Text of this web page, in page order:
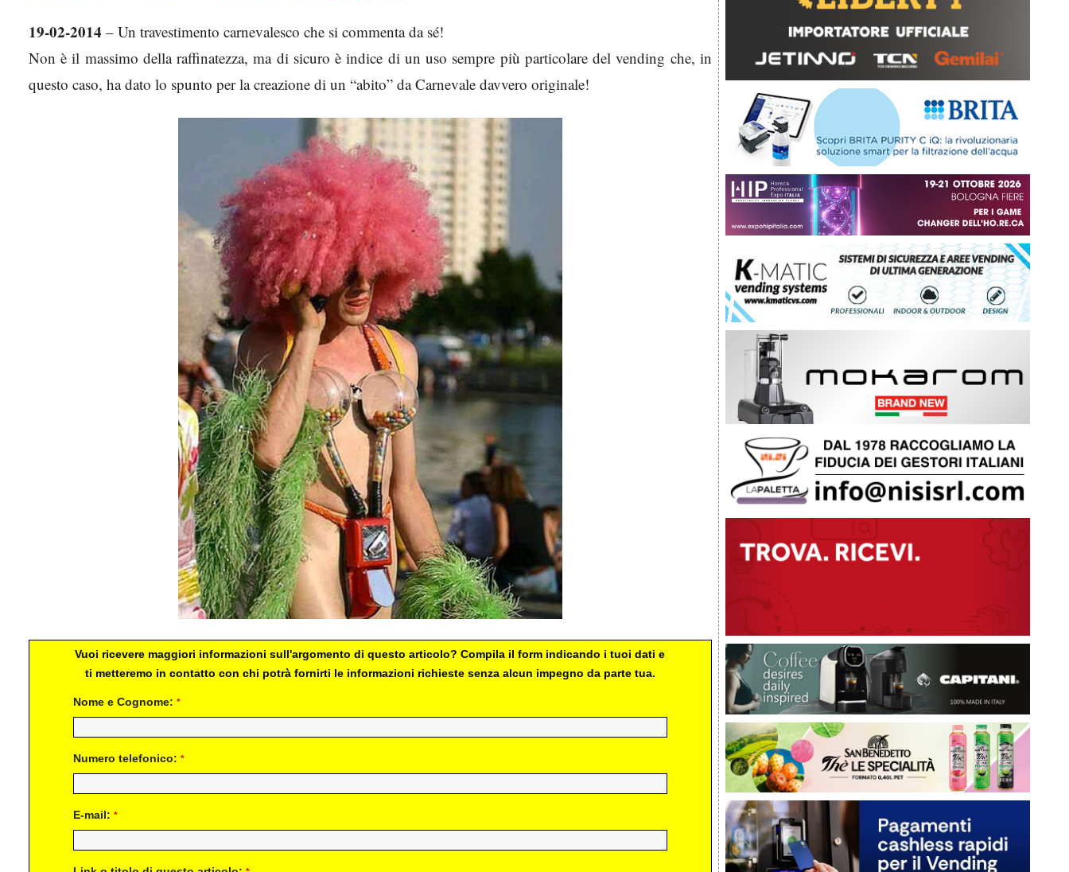
19-02-2014 – Un travestimento carnevalesco che si commenta da sé!
Non è il massimo della raffinatezza, ma di sicuro è indice di un uso sempre più particolare del vending che, in
questo caso, ha dato lo spunto per la creazione di un “abito” da Carnevale davvero originale!
Vuoi ricevere maggiori informazioni sull'argomento di questo articolo? Compila il form indicando i tuoi dati e
ti metteremo in contatto con chi potrà fornirti le informazioni richieste senza alcun impegno da parte tua.
Nome e Cognome: *
Numero telefonico: *
E-mail: *